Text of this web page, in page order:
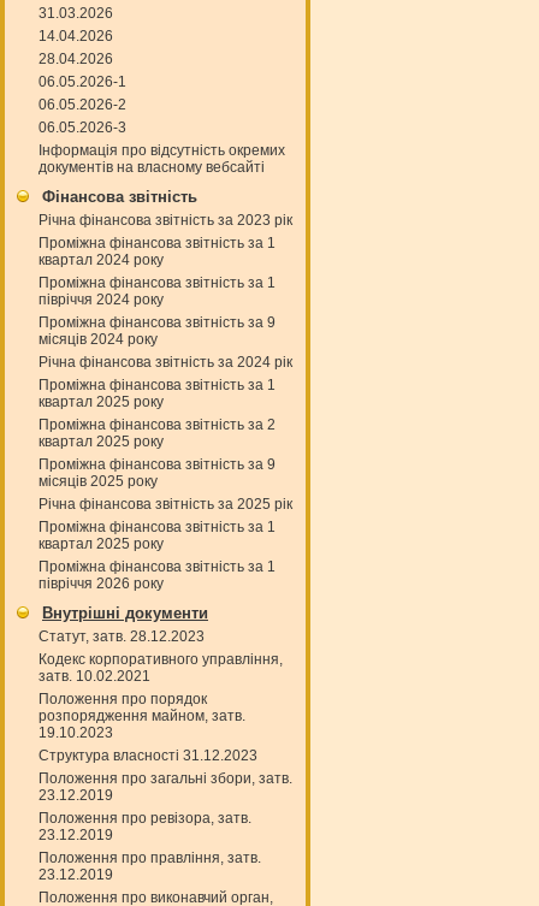
31.03.2026
14.04.2026
28.04.2026
06.05.2026-1
06.05.2026-2
06.05.2026-3
Інформація про відсутність окремих
документів на власному вебсайті
Фінансова звітність
Річна фінансова звітність за 2023 рік
Проміжна фінансова звітність за 1
квартал 2024 року
Проміжна фінансова звітність за 1
півріччя 2024 року
Проміжна фінансова звітність за 9
місяців 2024 року
Річна фінансова звітність за 2024 рік
Проміжна фінансова звітність за 1
квартал 2025 року
Проміжна фінансова звітність за 2
квартал 2025 року
Проміжна фінансова звітність за 9
місяців 2025 року
Річна фінансова звітність за 2025 рік
Проміжна фінансова звітність за 1
квартал 2025 року
Проміжна фінансова звітність за 1
півріччя 2026 року
Внутрішні документи
Статут, затв. 28.12.2023
Кодекс корпоративного управління,
затв. 10.02.2021
Положення про порядок
розпорядження майном, затв.
19.10.2023
Структура власності 31.12.2023
Положення про загальні збори, затв.
23.12.2019
Положення про ревізора, затв.
23.12.2019
Положення про правління, затв.
23.12.2019
Положення про виконавчий орган,